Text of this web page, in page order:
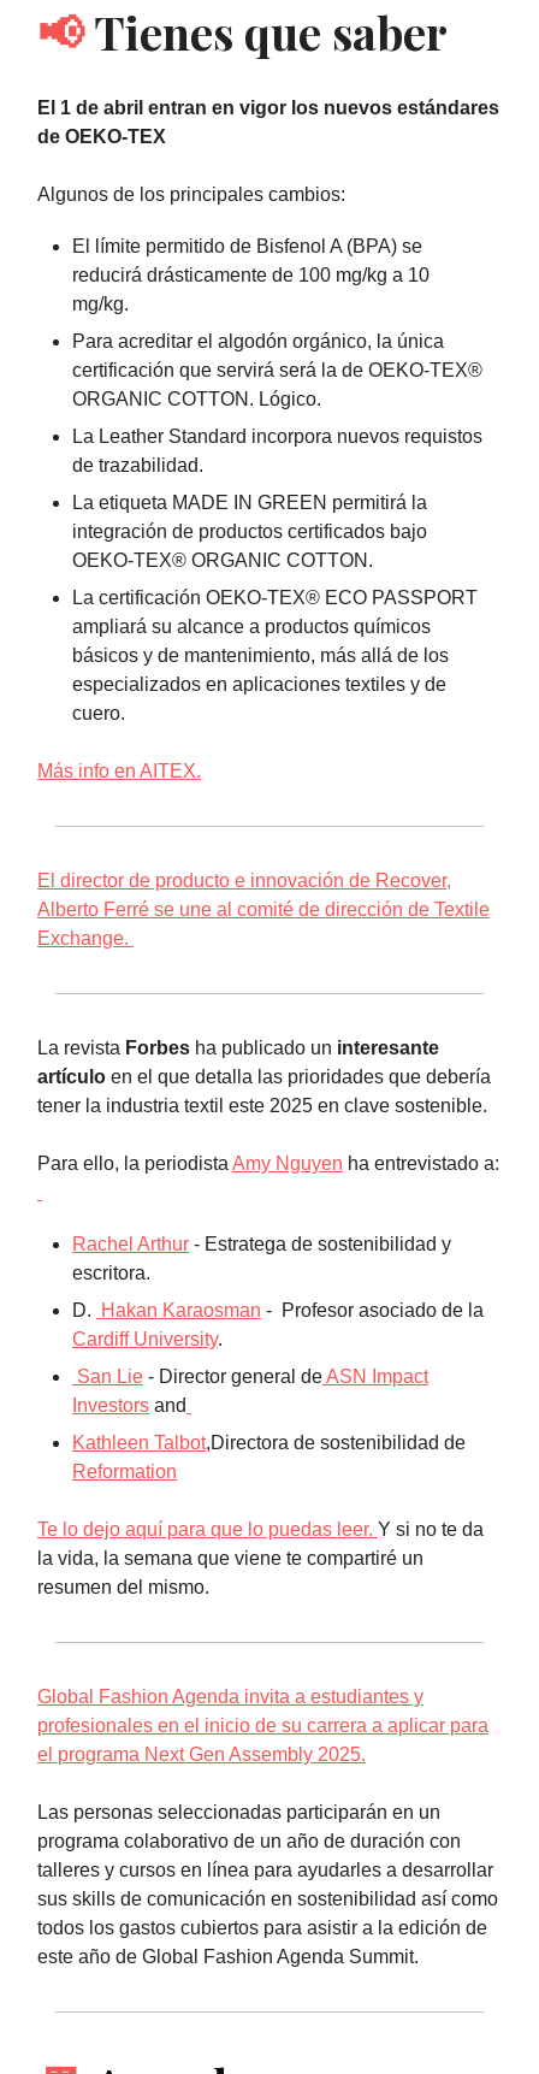
📢Tienes que saber
El 1 de abril entran en vigor los nuevos estándares
de OEKO-TEX
Algunos de los principales cambios:
El límite permitido de Bisfenol A (BPA) se
reducirá drásticamente de 100 mg/kg a 10
mg/kg.
Para acreditar el algodón orgánico, la única
certificación que servirá será la de OEKO-TEX®
ORGANIC COTTON. Lógico.
La Leather Standard incorpora nuevos requistos
de trazabilidad.
La etiqueta MADE IN GREEN permitirá la
integración de productos certificados bajo
OEKO-TEX® ORGANIC COTTON.
La certificación OEKO-TEX® ECO PASSPORT
ampliará su alcance a productos químicos
básicos y de mantenimiento, más allá de los
especializados en aplicaciones textiles y de
cuero.
Más info en AITEX.
El director de producto e innovación de Recover,
Alberto Ferré se une al comité de dirección de Textile
Exchange.
La revista Forbes ha publicado un interesante
artículo en el que detalla las prioridades que debería
tener la industria textil este 2025 en clave sostenible.
Para ello, la periodista Amy Nguyen ha entrevistado a:
Rachel Arthur - Estratega de sostenibilidad y
escritora.
D.
Hakan Karaosman - Profesor asociado de la
Cardiff University.
San Lie - Director general deASN Impact
Investors and
Kathleen Talbot,Directora de sostenibilidad de
Reformation
Te lo dejo aquí para que lo puedas leer. Y si no te da
la vida, la semana que viene te compartiré un
resumen del mismo.
Global Fashion Agenda invita a estudiantes y
profesionales en el inicio de su carrera a aplicar para
el programa Next Gen Assembly 2025.
Las personas seleccionadas participarán en un
programa colaborativo de un año de duración con
talleres y cursos en línea para ayudarles a desarrollar
sus skills de comunicación en sostenibilidad así como
todos los gastos cubiertos para asistir a la edición de
este año de Global Fashion Agenda Summit.